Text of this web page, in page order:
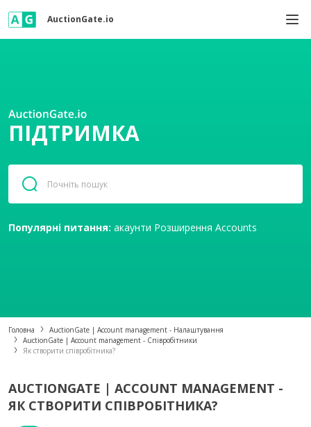
AuctionGate.io
ПІДТРИМКА
Популярні питання: акаунти Розширення Accounts
Головна
AuctionGate | Account management - Налаштування
AuctionGate | Account management - Співробітники
Як створити співробітника?
AUCTIONGATE | ACCOUNT MANAGEMENT -
ЯК СТВОРИТИ СПІВРОБІТНИКА?